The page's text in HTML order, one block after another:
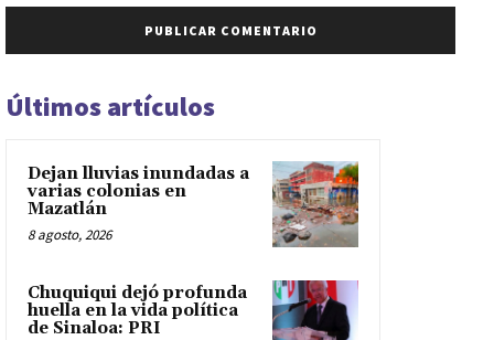
Últimos artículos
Dejan lluvias inundadas a
varias colonias en
Mazatlán
8 agosto, 2026
Chuquiqui dejó profunda
huella en la vida política
de Sinaloa: PRI